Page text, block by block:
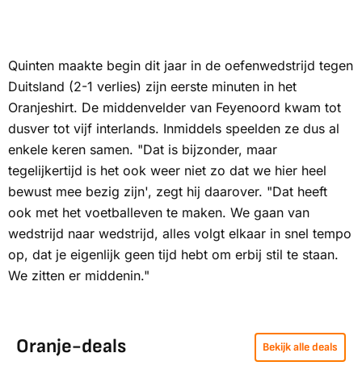
Quinten maakte begin dit jaar in de oefenwedstrijd tegen
Duitsland (2-1 verlies) zijn eerste minuten in het
Oranjeshirt. De middenvelder van Feyenoord kwam tot
dusver tot vijf interlands. Inmiddels speelden ze dus al
enkele keren samen. "Dat is bijzonder, maar
tegelijkertijd is het ook weer niet zo dat we hier heel
bewust mee bezig zijn', zegt hij daarover. "Dat heeft
ook met het voetballeven te maken. We gaan van
wedstrijd naar wedstrijd, alles volgt elkaar in snel tempo
op, dat je eigenlijk geen tijd hebt om erbij stil te staan.
We zitten er middenin."
Oranje-deals Bekijk alle deals